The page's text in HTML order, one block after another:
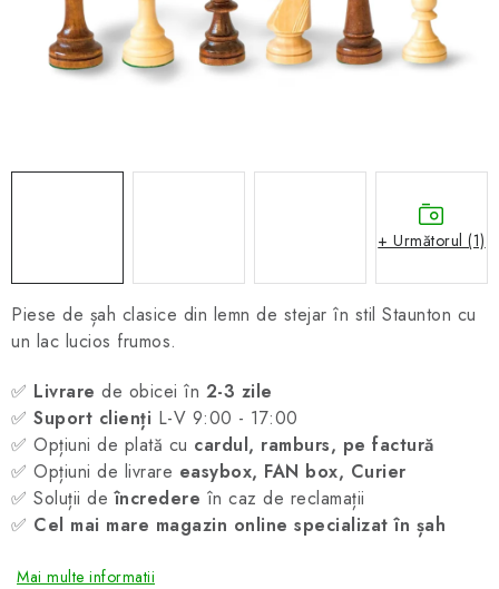
MERCH ȘAH
Piese de șah clasice din lemn de stejar în stil Staunton cu
un lac lucios frumos.
✅ Livrare de obicei în 2-3 zile
✅ Suport clienți L-V 9:00 - 17:00
✅ Opțiuni de plată cu cardul, ramburs, pe factură
✅ Opțiuni de livrare easybox, FAN box, Curier
✅ Soluții deîncredere în caz de reclamații
✅ Cel mai mare magazin online specializat în șah
Mai multe informatii
+ Următorul (1)